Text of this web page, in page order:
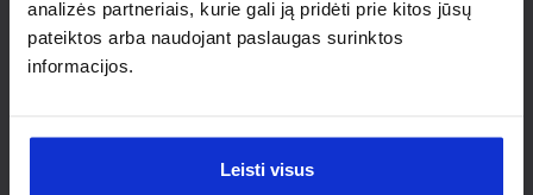
analizės partneriais, kurie gali ją pridėti prie kitos jūsų
pateiktos arba naudojant paslaugas surinktos
informacijos.
Leisti visus
Susisiekti